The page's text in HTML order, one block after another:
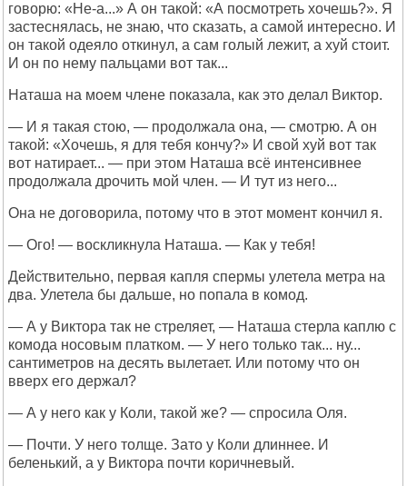
говорю: «Не-а...» А он такой: «А посмотреть хочешь?». Я
застеснялась, не знаю, что сказать, а самой интересно. И
он такой одеяло откинул, а сам голый лежит, а хуй стоит.
И он по нему пальцами вот так...
Наташа на моем члене показала, как это делал Виктор.
— И я такая стою, — продолжала она, — смотрю. А он
такой: «Хочешь, я для тебя кончу?» И свой хуй вот так
вот натирает... — при этом Наташа всё интенсивнее
продолжала дрочить мой член. — И тут из него...
Она не договорила, потому что в этот момент кончил я.
— Ого! — воскликнула Наташа. — Как у тебя!
Действительно, первая капля спермы улетела метра на
два. Улетела бы дальше, но попала в комод.
— А у Виктора так не стреляет, — Наташа стерла каплю с
комода носовым платком. — У него только так... ну...
сантиметров на десять вылетает. Или потому что он
вверх его держал?
— А у него как у Коли, такой же? — спросила Оля.
— Почти. У него толще. Зато у Коли длиннее. И
беленький, а у Виктора почти коричневый.